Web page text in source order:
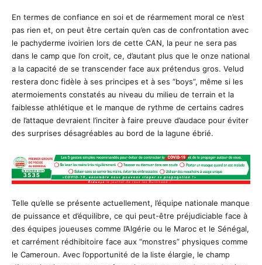
En termes de confiance en soi et de réarmement moral ce n’est
pas rien et, on peut être certain qu’en cas de confrontation avec
le pachyderme ivoirien lors de cette CAN, la peur ne sera pas
dans le camp que l’on croit, ce, d’autant plus que le onze national
a la capacité de se transcender face aux prétendus gros. Velud
restera donc fidèle à ses principes et à ses “boys”, même si les
atermoiements constatés au niveau du milieu de terrain et la
faiblesse athlétique et le manque de rythme de certains cadres
de l’attaque devraient l’inciter à faire preuve d’audace pour éviter
des surprises désagréables au bord de la lagune ébrié.
Telle qu’elle se présente actuellement, l’équipe nationale manque
de puissance et d’équilibre, ce qui peut-être préjudiciable face à
des équipes joueuses comme l’Algérie ou le Maroc et le Sénégal,
et carrément rédhibitoire face aux “monstres” physiques comme
le Cameroun. Avec l’opportunité de la liste élargie, le champ